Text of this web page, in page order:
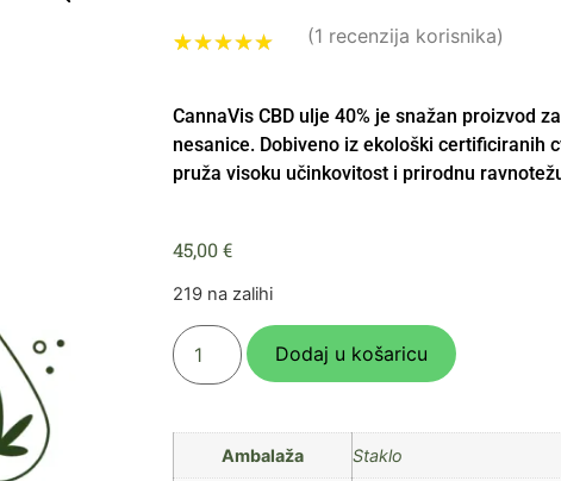
od ukupno
5 (
korisnika)
(1 recenzija korisnika)
CannaVis CBD ulje 40% je snažan proizvod
nesanice. Dobiveno iz ekološki certificiranih
pruža visoku učinkovitost i prirodnu
45,00€
219 na zalihi
Dodaj u košaricu
Ambalaža Staklo